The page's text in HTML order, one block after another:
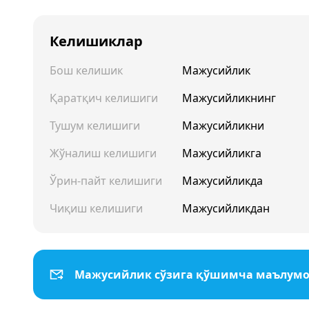
Келишиклар
Бош келишик
Мажусийлик
Қаратқич келишиги
Мажусийликнинг
Тушум келишиги
Мажусийликни
Жўналиш келишиги
Мажусийликга
Ўрин-пайт келишиги
Мажусийликда
Чиқиш келишиги
Мажусийликдан
Мажусийлик сўзига қўшимча